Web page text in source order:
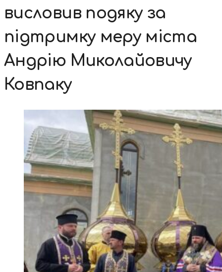
висловив подяку за
підтримку меру міста
Андрію Миколайовичу
Ковпаку